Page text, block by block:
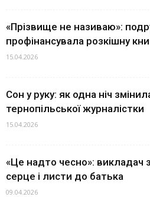
«Прізвище не називаю»:
профінансувала розкішну
15.04.2026
Сон у руку: як одна ніч
тернопільської журналістки
15.04.2026
«Це надто чесно»: викладач
серце і листи до батька
09.04.2026